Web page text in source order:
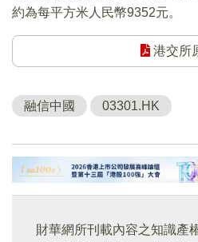
約為每平方米人民幣9352元。
港交所
融信中國 03301.HK
財華網所刊載內容之知識產